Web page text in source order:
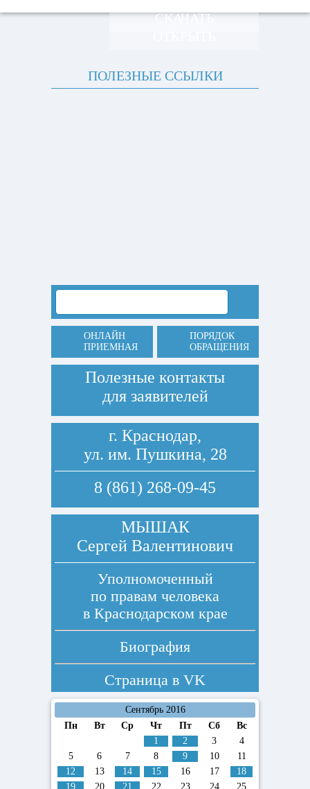
СКАЧАТЬ
ПОЛЕЗНЫЕ ССЫЛКИ
ОНЛАЙН
ПРИЕМНАЯ
ПОРЯДОК
ОБРАЩЕНИЯ
Полезные контакты
для заявителей
г. Краснодар,
ул. им. Пушкина, 28
8 (861) 268-09-45
МЫШАК
Сергей Валентинович
Уполномоченный
по правам человека
в Краснодарском крае
Биография
Страница в VK
Сентябрь 2016
Пн
Вт Ср Чт Пт Сб
Вс
1
2 3
4
5
6 7 8 9 10
11
12
13 14 15 16 17
18
19
20 21 22 23 24 25